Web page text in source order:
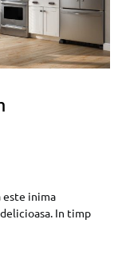
inima
In timp